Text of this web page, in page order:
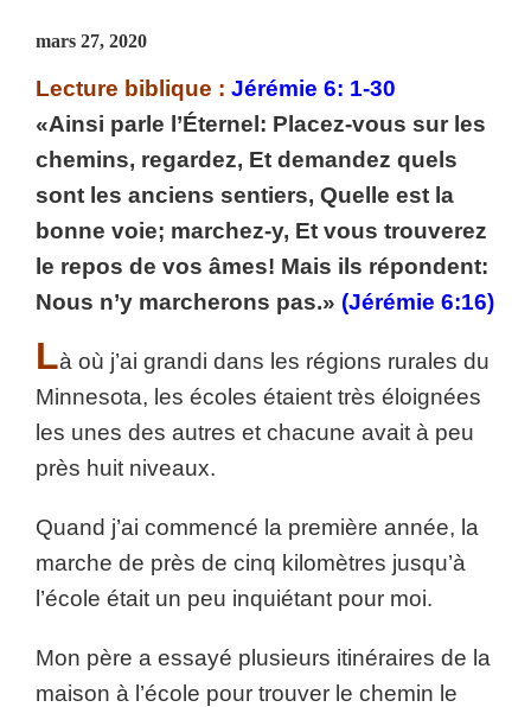
mars 27, 2020
Lecture biblique : Jérémie 6: 1-30
«Ainsi parle l’Éternel: Placez-vous sur les
chemins, regardez, Et demandez quels
sont les anciens sentiers, Quelle est la
bonne voie; marchez-y, Et vous trouverez
le repos de vos âmes! Mais ils répondent:
Nous n’y marcherons pas.» (Jérémie 6:16)
Là où j’ai grandi dans les régions rurales du
Minnesota, les écoles étaient très éloignées
les unes des autres et chacune avait à peu
près huit niveaux.
Quand j’ai commencé la première année, la
marche de près de cinq kilomètres jusqu’à
l’école était un peu inquiétant pour moi.
Mon père a essayé plusieurs itinéraires de la
maison à l’école pour trouver le chemin le